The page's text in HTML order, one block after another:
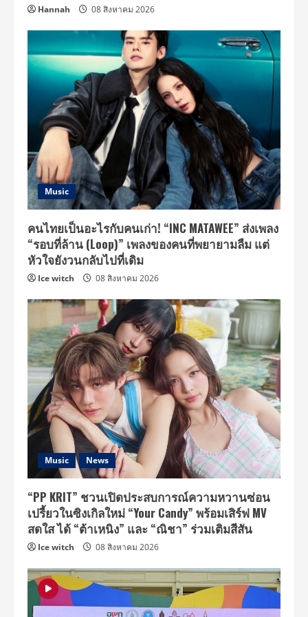
Hannah 08 สิงหาคม 2026
Music
คนไทยเป็นอะไรกับคนเก่า! “INC MATAWEE” ส่งเพลง
“รอบที่ล้าน (Loop)” เพลงของคนที่พยายามลืม แต่
หัวใจยังวนกลับไปที่เดิม
Ice witch 08 สิงหาคม 2026
Music News
“PP KRIT” ชวนเปิดประสบการณ์ความหวานซ่อน
เปรี้ยวในซิงเกิลใหม่ “Your Candy” พร้อมเสิร์ฟ MV
สดใส ได้ “ต้าเหนิง” และ “ณิชา” ร่วมเติมสีสัน
Ice witch 08 สิงหาคม 2026